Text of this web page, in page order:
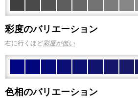
彩度のバリエーション
右に行くほど彩度が低い
色相のバリエーション